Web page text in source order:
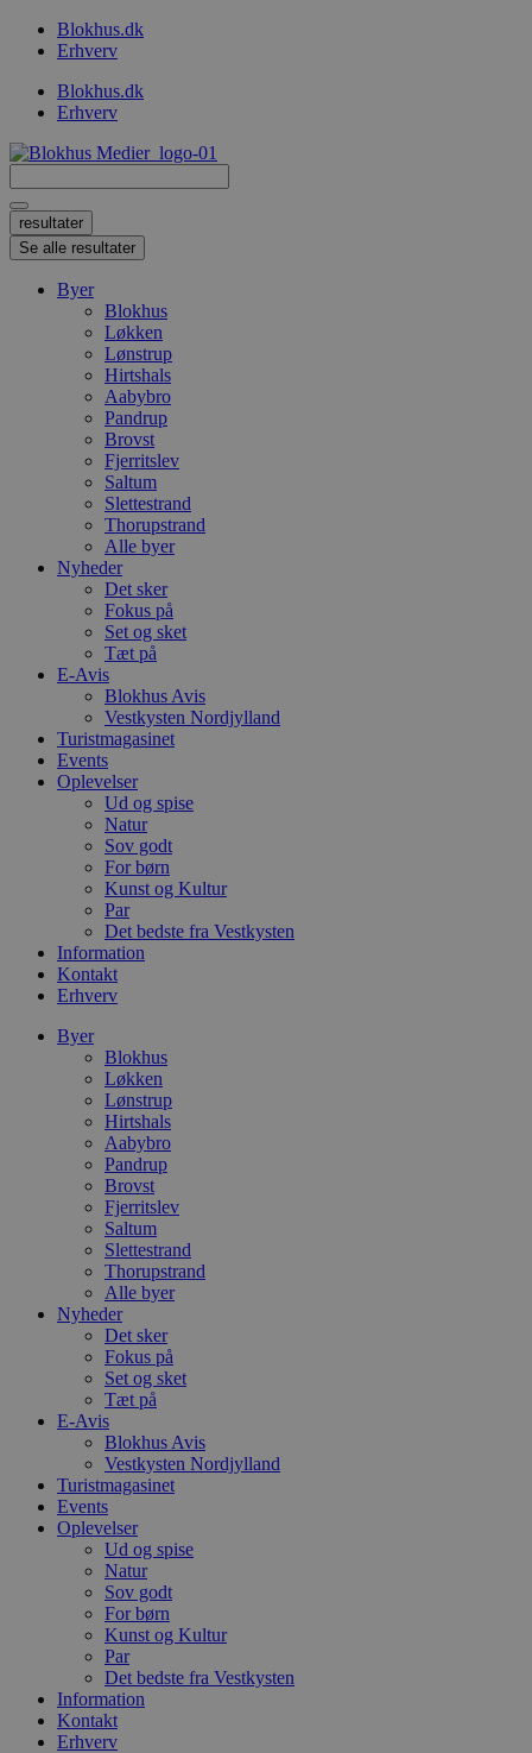
VidereBlokhus.dk
Erhverv
Blokhus.dk
Erhverv
...
resultater
Se alle resultater
Byer
Blokhus
Løkken
Lønstrup
Hirtshals
Aabybro
Pandrup
Brovst
Fjerritslev
Saltum
Slettestrand
Thorupstrand
Alle byer
Nyheder
Det sker
Fokus på
Set og sket
Tæt på
E-Avis
Blokhus Avis
Vestkysten Nordjylland
Turistmagasinet
Events
Oplevelser
Ud og spise
Natur
Sov godt
For børn
Kunst og Kultur
Par
Det bedste fra Vestkysten
Information
Kontakt
Erhverv
Byer
Blokhus
Løkken
Lønstrup
Hirtshals
Aabybro
Pandrup
Brovst
Fjerritslev
Saltum
Slettestrand
Thorupstrand
Alle byer
Nyheder
Det sker
Fokus på
Set og sket
Tæt på
E-Avis
Blokhus Avis
Vestkysten Nordjylland
Turistmagasinet
Events
Oplevelser
Ud og spise
Natur
Sov godt
For børn
Kunst og Kultur
Par
Det bedste fra Vestkysten
Information
Kontakt
Erhverv